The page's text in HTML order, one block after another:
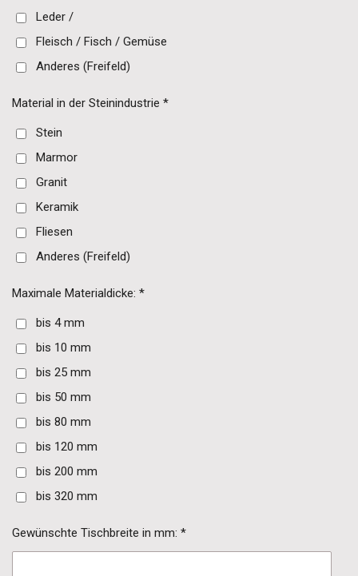
Leder /
Fleisch / Fisch / Gemüse
Anderes (Freifeld)
Material in der Steinindustrie *
Stein
Marmor
Granit
Keramik
Fliesen
Anderes (Freifeld)
Maximale Materialdicke: *
bis 4 mm
bis 10 mm
bis 25 mm
bis 50 mm
bis 80 mm
bis 120 mm
bis 200 mm
bis 320 mm
Gewünschte Tischbreite in mm: *